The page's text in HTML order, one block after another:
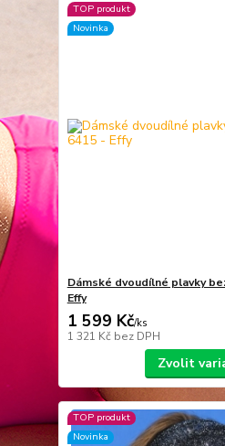
TOP produkt
Novinka
Dámské dvoudílné plavky
Effy
1 599 Kč/ks
1 321 Kč bez DPH
Zvolit
TOP produkt
Novinka